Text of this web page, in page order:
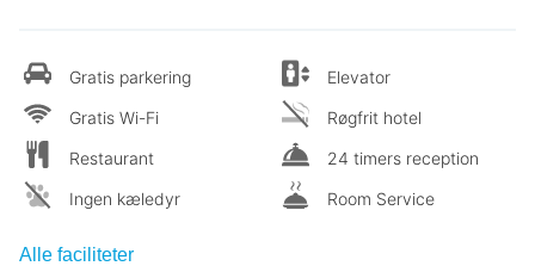
Gratis parkering
Gratis Wi-Fi
Restaurant
Ingen kæledyr
Elevator
Røgfrit hotel
24 timers reception
Room Service
Alle faciliteter